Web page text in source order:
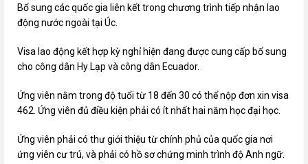
Bổ sung các quốc gia liên kết trong chương trình tiếp nhận lao
động nước ngoài tại Úc.
Visa lao động kết hợp kỳ nghỉ hiện đang được cung cấp bổ sung
cho công dân Hy Lạp và công dân Ecuador.
Ứng viên nằm trong độ tuổi từ 18 đến 30 có thể nộp đơn xin visa
462. Ứng viên đủ điều kiện phải có ít nhất hai năm học đại học.
Ứng viên phải có thư giới thiệu từ chính phủ của quốc gia nơi
ứng viên cư trú, và phải có hồ sơ chứng minh trình độ Anh ngữ.